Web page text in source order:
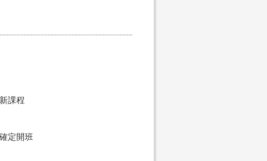
新課程
確定開班